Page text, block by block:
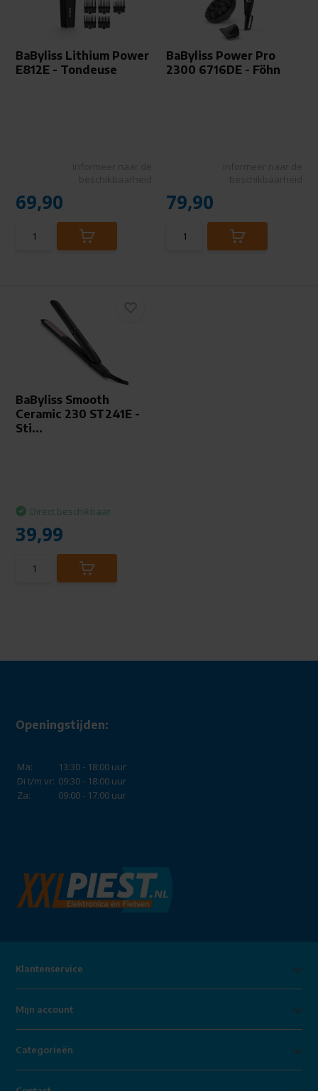
BaByliss Lithium Power
E812E - Tondeuse
69,90
BaByliss Power Pro
2300 6716DE - Föhn
79,90
BaByliss Smooth
Ceramic 230 ST241E -
Sti...
Direct beschikbaar
39,99
Openingstijden:
Ma:
13:30 - 18:00 uur
Di t/m vr: 09:30 - 18:00 uur
Za:
09:00 - 17:00 uur
Klantenservice
Mijn account
Categorieën